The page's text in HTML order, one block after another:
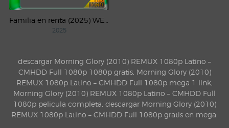
2025
descargar Morning Glory (2010) REMUX 1080p Latino –
CMHDD Full 1080p 1080p gratis, Morning Glory (2010)
REMUX 1080p Latino – CMHDD Full 1080p mega 1 link,
Morning Glory (2010) REMUX 1080p Latino – CMHDD Full
1080p pelicula completa, descargar Morning Glory (2010)
REMUX 1080p Latino – CMHDD Full 1080p gratis en mega.